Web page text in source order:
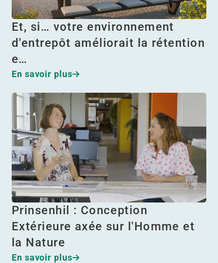
Et, si… votre environnement
d'entrepôt améliorait la rétention
e…
En savoir plus
Prinsenhil : Conception
Extérieure axée sur l'Homme et
la Nature
En savoir plus